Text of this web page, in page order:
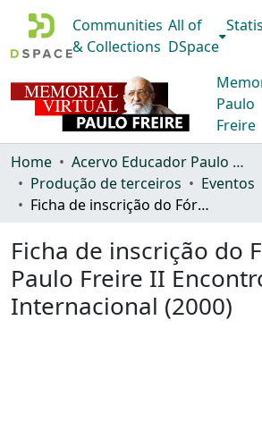
Communities
& Collections
All of
DSpace
Paulo
Freire
Home
Acervo Educador Paulo Freire
Produção de terceiros
Eventos
Ficha de inscrição do Fórum Paulo Freire II Encontro Internacional (2000)
Ficha de inscrição do
Paulo Freire II
Internacional (2000)